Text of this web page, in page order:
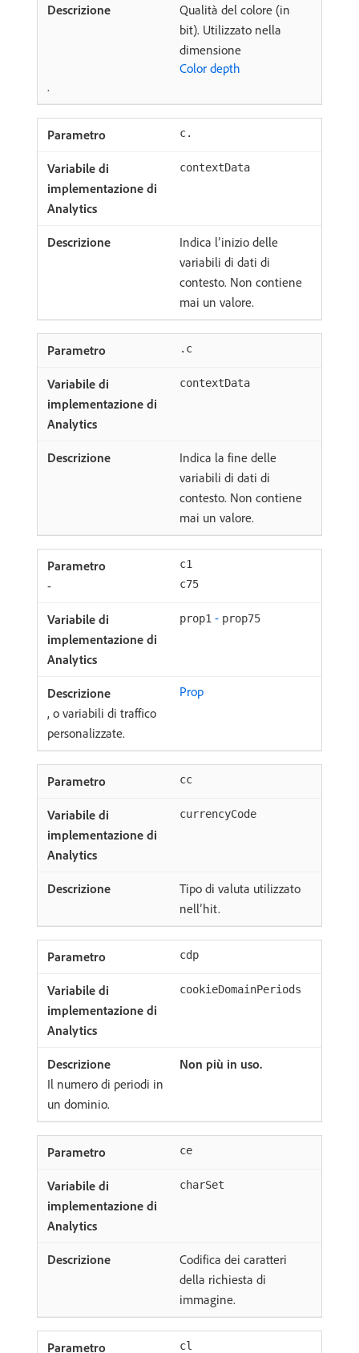
Qualità del colore (in
bit). Utilizzato nella
dimensione
Color depth
.
c.
contextData
Indica l’inizio delle
variabili di dati di
contesto. Non contiene
mai un valore.
.c
contextData
Indica la fine delle
variabili di dati di
contesto. Non contiene
mai un valore.
c1
- c75
prop1 - prop75
Prop
, o variabili di traffico
personalizzate.
cc
currencyCode
Tipo di valuta utilizzato
nell’hit.
cdp
cookieDomainPeriods
Non più in uso.
Il numero di periodi in
un dominio.
ce
charSet
Codifica dei caratteri
della richiesta di
immagine.
cl